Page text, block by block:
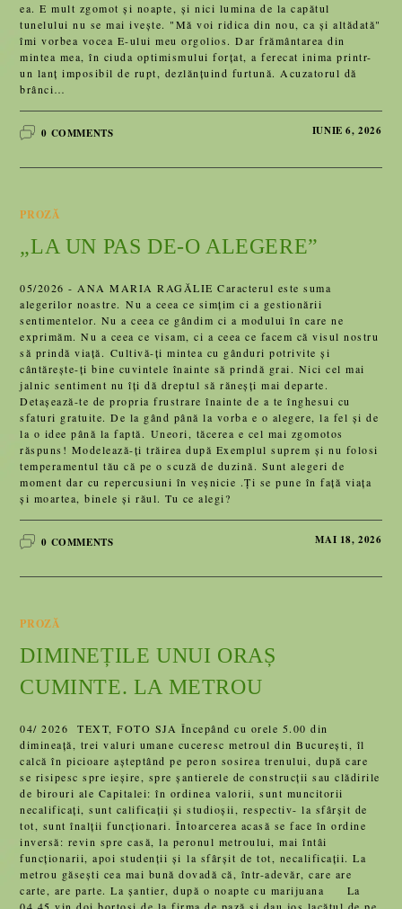
ea. E mult zgomot și noapte, și nici lumina de la capătul
tunelului nu se mai ivește. "Mă voi ridica din nou, ca și altădată"
îmi vorbea vocea E-ului meu orgolios. Dar frământarea din
mintea mea, în ciuda optimismului forțat, a ferecat inima printr-
un lanț imposibil de rupt, dezlănțuind furtună. Acuzatorul dă
brânci…
0 COMMENTS IUNIE 6, 2026
PROZĂ
„LA UN PAS DE-O ALEGERE”
05/2026 - ANA MARIA RAGĂLIE Caracterul este suma
alegerilor noastre. Nu a ceea ce simțim ci a gestionării
sentimentelor. Nu a ceea ce gândim ci a modului în care ne
exprimăm. Nu a ceea ce visam, ci a ceea ce facem că visul nostru
să prindă viață. Cultivă-ți mintea cu gânduri potrivite și
cântărește-ți bine cuvintele înainte să prindă grai. Nici cel mai
jalnic sentiment nu îți dă dreptul să răneșți mai departe.
Detașează-te de propria frustrare înainte de a te înghesui cu
sfaturi gratuite. De la gând până la vorba e o alegere, la fel și de
la o idee până la faptă. Uneori, tăcerea e cel mai zgomotos
răspuns! Modelează-ți trăirea după Exemplul suprem și nu folosi
temperamentul tău că pe o scuză de duzină. Sunt alegeri de
moment dar cu repercusiuni în veșnicie .Ți se pune în față viața
și moartea, binele și răul. Tu ce alegi?
0 COMMENTS MAI 18, 2026
PROZĂ
DIMINEȚILE UNUI ORAȘ
CUMINTE. LA METROU
04/ 2026 TEXT, FOTO SJA Începând cu orele 5.00 din
dimineaţă, trei valuri umane cuceresc metroul din Bucureşti, îl
calcă în picioare aşteptând pe peron sosirea trenului, după care
se risipesc spre ieşire, spre şantierele de construcţii sau clădirile
de birouri ale Capitalei: în ordinea valorii, sunt muncitorii
necalificaţi, sunt calificaţii şi studioşii, respectiv- la sfârşit de
tot, sunt înalţii funcţionari. Întoarcerea acasă se face în ordine
inversă: revin spre casă, la peronul metroului, mai întâi
funcţionarii, apoi studenţii şi la sfârşit de tot, necalificaţii. La
metrou găseşti cea mai bună dovadă că, într-adevăr, care are
carte, are parte. La şantier, după o noapte cu marijuana La